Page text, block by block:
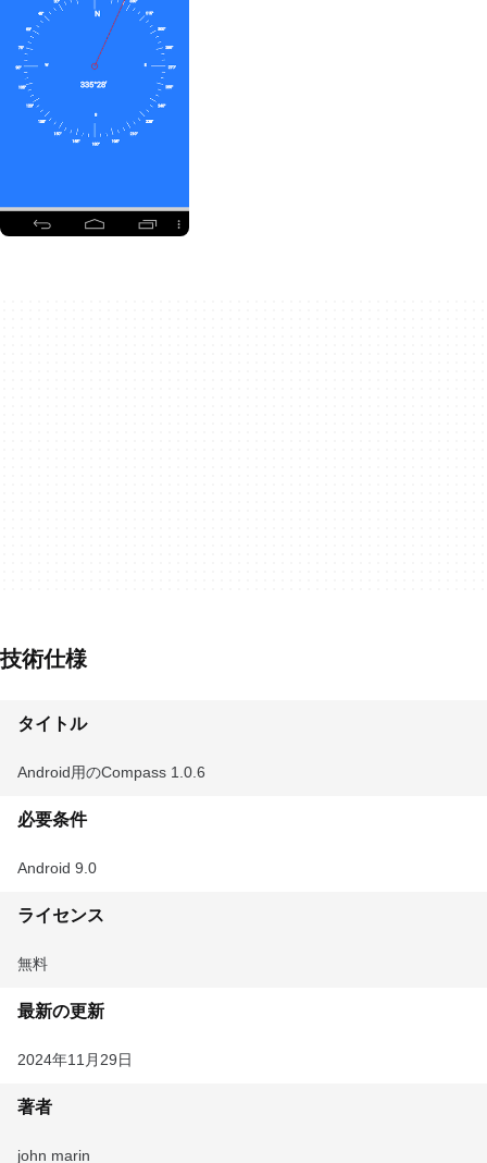
技術仕様
タイトル
Android用のCompass 1.0.6
必要条件
Android 9.0
ライセンス
無料
最新の更新
2024年11月29日
著者
john marin